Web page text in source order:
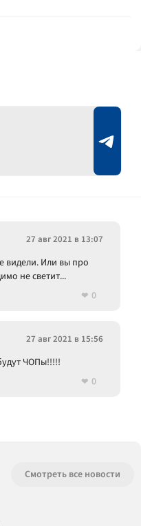
27 авг 2021 в 13:07
видели. Или вы про
не светит...
0
27 авг 2021 в 15:56
ЧОПы!!!!!
0
Смотреть все новости